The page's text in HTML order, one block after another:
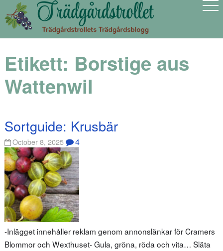
Etikett: Borstige aus
Wattenwil
Sortguide: Krusbär
October 8, 2025 4
-Inlägget innehåller reklam genom annonslänkar för Cramers
Blommor och Wexthuset- Gula, gröna, röda och vita… Släta